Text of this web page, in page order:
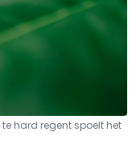
te hard regent spoelt het